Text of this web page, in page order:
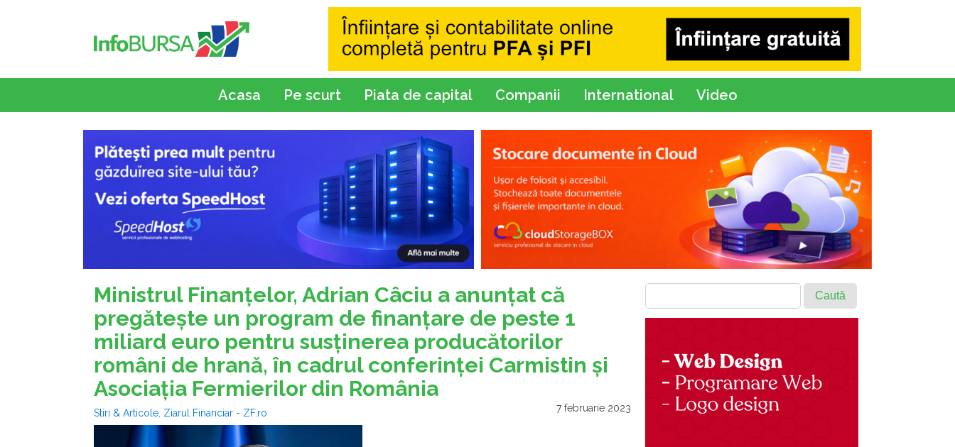
Acasa Pe scurt Piata de capital Companii International Video
Ministrul Finanţelor, Adrian Câciu a anunţat că
pregăteşte un program de finanţare de peste 1
miliard euro pentru susţinerea producătorilor
români de hrană, în cadrul conferinţei Carmistin şi
Asociaţia Fermierilor din România
Stiri & Articole Ziarul Financiar - ZF.ro 7 februarie 2023